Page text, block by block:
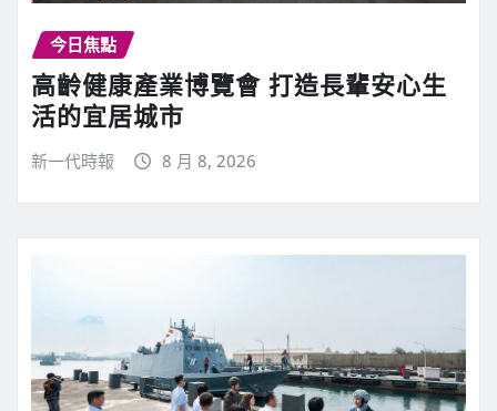
今日焦點
高齡健康產業博覽會 打造長輩安心生
活的宜居城市
新一代時報 8 月 8, 2026